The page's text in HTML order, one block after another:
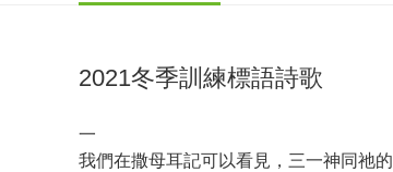
2021冬季訓練標語詩歌
一
我們在撒母耳記可以看見，三一神同祂